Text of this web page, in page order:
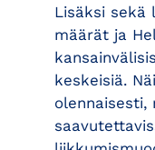
Lisäksi sekä
määrät ja
keskeisiä.
olennaisesti,